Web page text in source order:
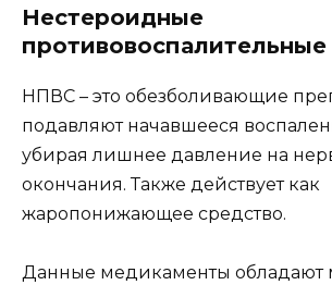
Нестероидные
противовоспалительные
НПВС – это обезболивающие
подавляют начавшееся
убирая лишнее давление на
окончания. Также действует как
жаропонижающее средство.
Данные медикаменты обладают